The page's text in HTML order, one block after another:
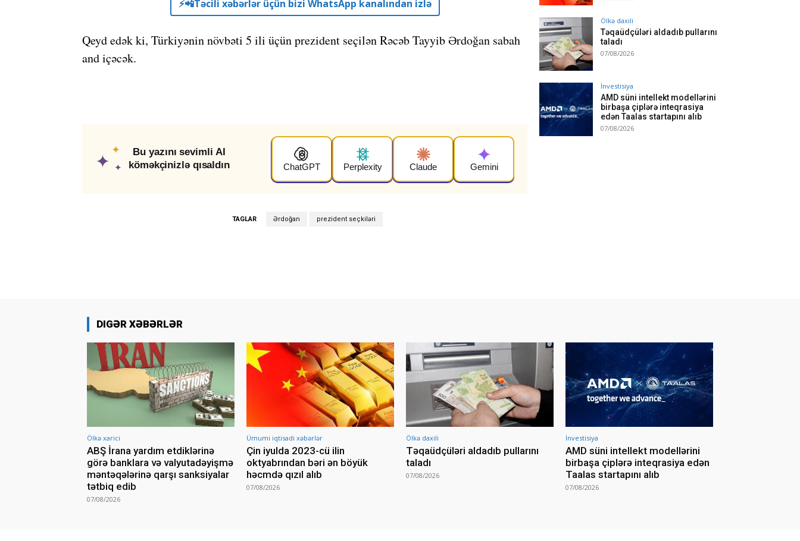
⚡️📲Təcili xəbərlər üçün bizi WhatsApp kanalından izlə
Qeyd edək ki, Türkiyənin növbəti 5 ili üçün prezident seçilən Rəcəb Tayyib Ərdoğan sabah
and içəcək.
✦
✦
✦
Bu yazını sevimli AI
köməkçinizlə qısaldın
ChatGPT Perplexity Claude Gemini
TAGLAR Ərdoğan prezident seçkiləri
Ölkə daxili
Təqaüdçüləri aldadıb pullarını
taladı
07/08/2026
İnvestisiya
AMD süni intellekt modellərini
birbaşa çiplərə inteqrasiya
edən Taalas startapını alıb
07/08/2026
DIGƏR XƏBƏRLƏR
Ölkə xarici
ABŞ İrana yardım etdiklərinə
görə banklara və valyutadəyişmə
məntəqələrinə qarşı sanksiyalar
tətbiq edib
07/08/2026
Ümumi iqtisadi xəbərlər
Çin iyulda 2023-cü ilin
oktyabrından bəri ən böyük
həcmdə qızıl alıb
07/08/2026
Ölkə daxili
Təqaüdçüləri aldadıb pullarını
taladı
07/08/2026
İnvestisiya
AMD süni intellekt modellərini
birbaşa çiplərə inteqrasiya edən
Taalas startapını alıb
07/08/2026